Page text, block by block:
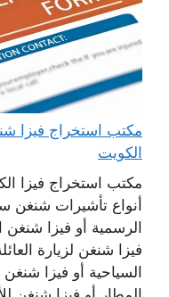
الكويت
مكتب استخراج فيزا
أنواع تأشيرات شنغن
الرسمية أو فيزا شنغن
فيزا شنغن لزيارة
السياحية أو فيزا شنغن